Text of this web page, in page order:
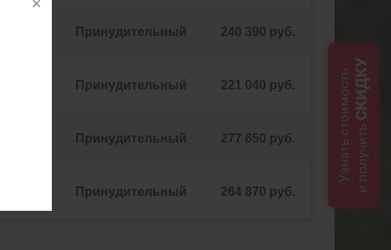
Принудительный 240 390 руб.
Принудительный 221 040 руб.
Принудительный 277 650 руб.
Принудительный 264 870 руб.
Узнать стоимостьи получить
СКИДКУ